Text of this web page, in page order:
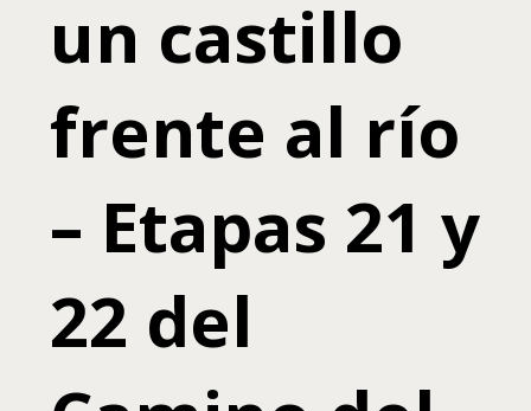
un castillo
frente al río
– Etapas 21 y
22 del